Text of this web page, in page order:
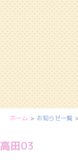
ホーム お知らせ一覧
高田03